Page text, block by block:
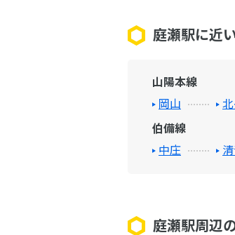
庭瀬駅に近
山陽本線
岡山
伯備線
中庄
庭瀬駅周辺